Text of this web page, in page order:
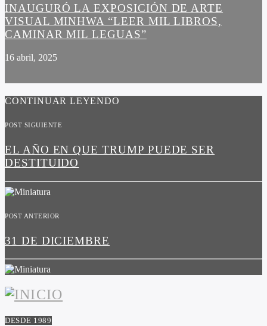
INAUGURÓ LA EXPOSICIÓN DE ARTE
VISUAL MINHWA “LEER MIL LIBROS,
CAMINAR MIL LEGUAS”
16 abril, 2025
CONTINUAR LEYENDO
POST SIGUIENTE
EL AÑO EN QUE TRUMP PUEDE SER
DESTITUIDO
POST ANTERIOR
31 DE DICIEMBRE
DESDE 1989